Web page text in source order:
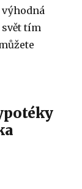
tím